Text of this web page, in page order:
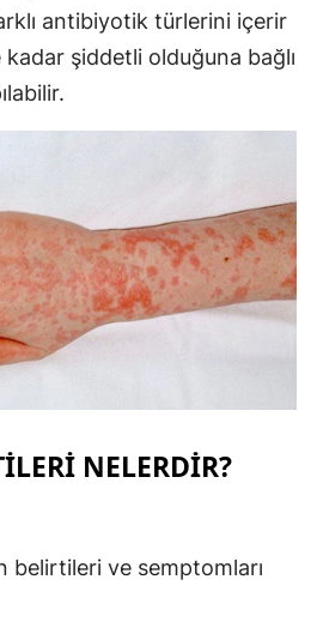
antibiyotik türlerini içerir
şiddetli olduğuna bağlı
NELERDİR?
belirtileri ve semptomları